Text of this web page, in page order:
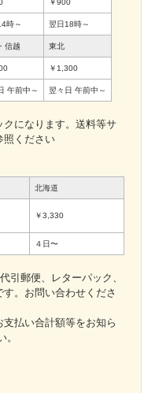
￥900
時～ 翌日18時～
信越 東北
￥1,300
午前中～ 翌々日 午前中～
になります。送料等サ
照ください
北海道
￥3,330
４日〜
引郵便、レターパック、
。お問い合わせくださ
払い合計額等をお知ら